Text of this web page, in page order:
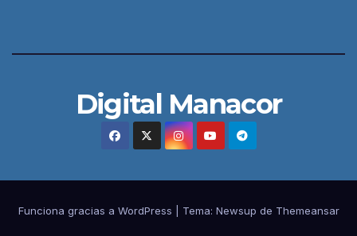
Digital Manacor
Funciona gracias a WordPress Tema: Newsup de Themeansar